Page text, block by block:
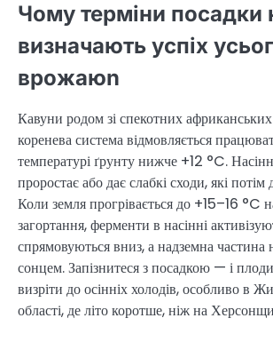
Чому терміни посадки
визначають успіх
врожаюn
Кавуни родом зі спекотних африканських
коренева система відмовляється
температурі ґрунту нижче +12 °C.
проростає або дає слабкі сходи, які
Коли земля прогрівається до +15–16 °C
загортання, ферменти в насінні
спрямовуються вниз, а надземна частина
сонцем. Запізнитеся з посадкою — і
визріти до осінніх холодів, особливо в
області, де літо коротше, ніж на